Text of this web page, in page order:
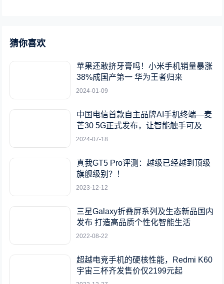
猜你喜欢
苹果还敢挤牙膏吗！小米手机销量暴涨
38%成国产第一 华为王者归来
2024-01-09
中国电信首款自主品牌AI手机终端—麦
芒30 5G正式发布，让智能触手可及
2024-07-18
真我GT5 Pro评测：越级已经越到顶级
旗舰级别？！
2023-12-12
三星Galaxy折叠屏系列及生态新品国内
发布 打造高品质个性化智能生活
2022-08-22
超越电竞手机的硬核性能，Redmi K60
宇宙三杯齐发售价仅2199元起